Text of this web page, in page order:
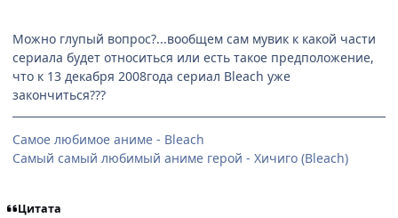
Можно глупый вопрос?...вообщем сам мувик к какой части
сериала будет относиться или есть такое предположение,
что к 13 декабря 2008года сериал Bleach уже
закончиться???
Самое любимое аниме - Bleach
Самый самый любимый аниме герой - Хичиго (Bleach)
Цитата